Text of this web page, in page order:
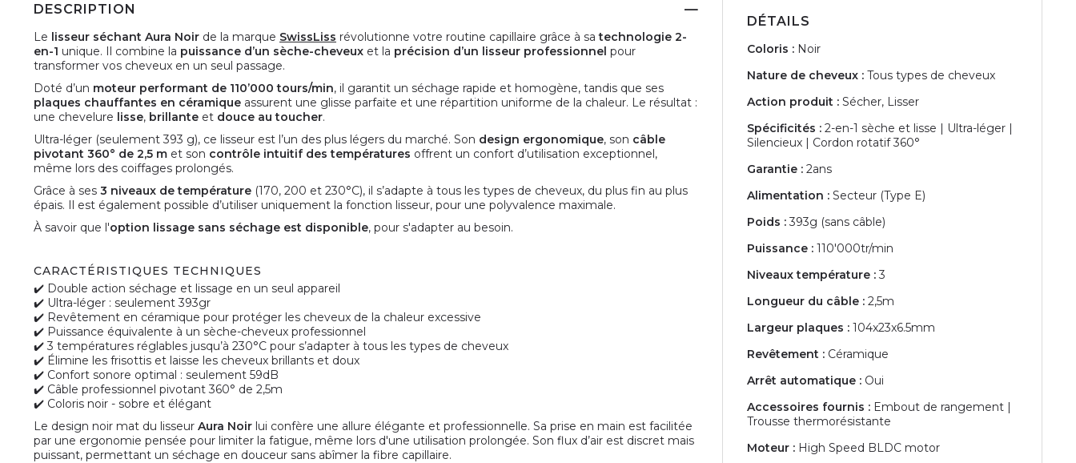
DESCRIPTION
Le lisseur séchant Aura Noir de la marque SwissLiss révolutionne votre routine capillaire grâce à satechnologie 2-
en-1 unique. Il combine la puissance d’un sèche-cheveux et la précision d’un lisseur professionnel pour
transformer vos cheveux en un seul passage.
Doté d’un moteur performant de 110’000 tours/min, il garantit un séchage rapide et homogène, tandis que ses
plaques chauffantes en céramique assurent une glisse parfaite et une répartition uniforme de la chaleur. Le résultat :
une chevelure lisse, brillante et douce au toucher.
Ultra-léger (seulement 393 g), ce lisseur est l’un des plus légers du marché. Son design ergonomique, son câble
pivotant 360° de 2,5 m et son contrôle intuitif des températures offrent un confort d’utilisation exceptionnel,
même lors des coiffages prolongés.
Grâce à ses 3 niveaux de température (170, 200 et 230°C), il s’adapte à tous les types de cheveux, du plus fin au plus
épais. Il est également possible d’utiliser uniquement la fonction lisseur, pour une polyvalence maximale.
À savoir que l'option lissage sans séchage est disponible, pour s'adapter au besoin.
CARACTÉRISTIQUES TECHNIQUES
✔️ Double action séchage et lissage en un seul appareil
✔️ Ultra-léger : seulement 393gr
✔️ Revêtement en céramique pour protéger les cheveux de la chaleur excessive
✔️ Puissance équivalente à un sèche-cheveux professionnel
✔️ 3 températures réglables jusqu’à 230°C pour s’adapter à tous les types de cheveux
✔️ Élimine les frisottis et laisse les cheveux brillants et doux
✔️ Confort sonore optimal : seulement 59dB
✔️ Câble professionnel pivotant 360° de 2,5m
✔️ Coloris noir - sobre et élégant
Le design noir mat du lisseur Aura Noir lui confère une allure élégante et professionnelle. Sa prise en main est facilitée
par une ergonomie pensée pour limiter la fatigue, même lors d'une utilisation prolongée. Son flux d’air est discret mais
puissant, permettant un séchage en douceur sans abîmer la fibre capillaire.
DÉTAILS
Coloris : Noir
Nature de cheveux : Tous types de cheveux
Action produit : Sécher, Lisser
Spécificités : 2-en-1 sèche et lisse | Ultra-léger |
Silencieux | Cordon rotatif 360°
Garantie : 2ans
Alimentation : Secteur (Type E)
Poids : 393g (sans câble)
Puissance : 110'000tr/min
Niveaux température : 3
Longueur du câble : 2,5m
Largeur plaques : 104x23x6.5mm
Revêtement : Céramique
Arrêt automatique : Oui
Accessoires fournis : Embout de rangement |
Trousse thermorésistante
Moteur : High Speed BLDC motor